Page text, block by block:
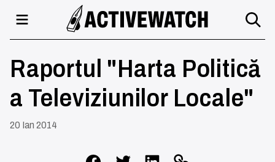
Raportul "Harta Politică
a Televiziunilor Locale"
20 Ian 2014